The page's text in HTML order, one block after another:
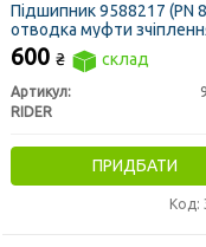
Підшипник 9588217 (PN
отводка муфти
ДТ-75, Т-25, Т-40
(RIDER)
600 ₴ склад
Артикул:
RIDER
ПРИДБАТИ
Код: